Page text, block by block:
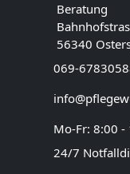
Beratung
56340
069-
Mo-Fr: 8:00 -
24/7